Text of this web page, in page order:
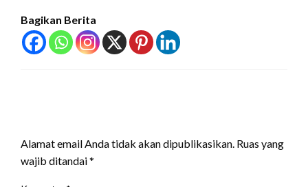
Bagikan Berita
Alamat email Anda tidak akan dipublikasikan. Ruas yang
wajib ditandai*